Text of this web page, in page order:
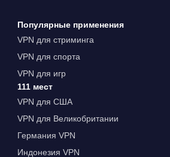
Популярные применения
VPN для стриминга
VPN для спорта
VPN для игр
111 мест
VPN для США
VPN для Великобритании
Германия VPN
Индонезия VPN